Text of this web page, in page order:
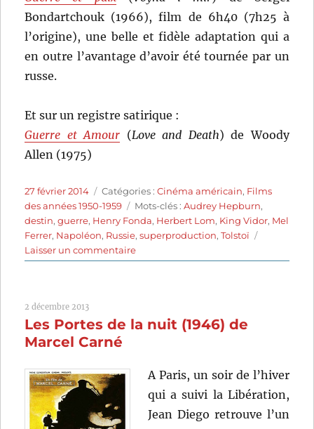
Bondartchouk (1966), film de 6h40 (7h25 à
l’origine), une belle et fidèle adaptation qui a
en outre l’avantage d’avoir été tournée par un
russe.
Et sur un registre satirique :
Guerre et Amour (Love and Death) de Woody
Allen (1975)
Publié
le
27 février 2014 Catégories
Catégories :Cinéma américain, Films
des années 1950-1959
Étiquettes
Mots-clés :Audrey Hepburn,
destin,guerre, Henry Fonda, Herbert Lom, King Vidor, Mel
Ferrer, Napoléon, Russie,superproduction,Tolstoï
Laisser un commentairesur
Guerre
de
2 décembre 2013
Les Portes de la nuit (1946) de
Marcel Carné
A Paris, un soir de l’hiver
qui a suivi la Libération,
Jean Diego retrouve l’un